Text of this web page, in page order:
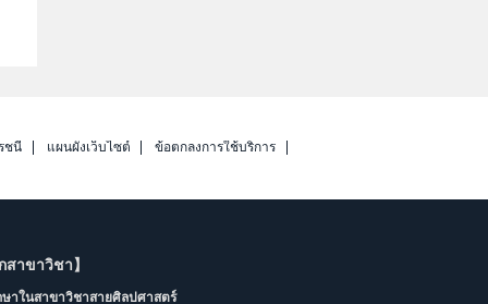
ชนี แผนผังเว็บไซต์ ข้อตกลงการใช้บริการ
าขาวิชา】
าในสาขาวิชาสายศิลปศาสตร์